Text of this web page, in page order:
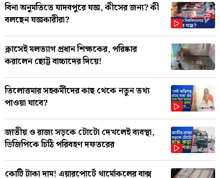
বিনা অনুমতিতে যাদবপুরে যজ্ঞ, কীসের জন্য? কী
বলছেন যজ্ঞকারীরা?
ক্লাসেই মলত্যাগ প্রধান শিক্ষকের, পরিষ্কার
করালেন ছোট্ট বাচ্চাদের দিয়ে!
তিলোত্তমার সহকর্মীদের কাছ থেকে নতুন তথ্য
পাওয়া যাবে?
জাতীয় ও রাজ্য সড়কে টোটো দেখলেই ব্যবস্থা,
ডিজিপিকে চিঠি পরিবহণ দফতরের
কোটি টাকা দাম! এয়ারপোর্টে থার্মোকলের বাক্স